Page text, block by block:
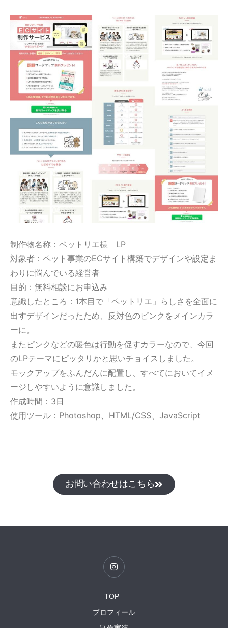
制作物名称： ペットリエ様 LP
対象者：ペット事業のECサイト構築でデザインや設定ま
わりに悩んでいる経営者
目的：無料相談にお申込み
意識したところ：1本目で「ペットリエ」らしさを全面に
出すデザインだったため、反対色のピンクをメインカラ
ーに。
またピンクなどの暖色は行動を促すカラーなので、今回
のLPテーマにピッタリかと思いチョイスしました。
モックアップをふんだんに配置し、すべてにおいてイメ
ージしやすいように意識しました。
作成時間：3日
使用ツール：Photoshop、HTML/CSS、JavaScript
お問い合わせはこちら
I
n
s
a
g
a
m
TOP
プロフィール